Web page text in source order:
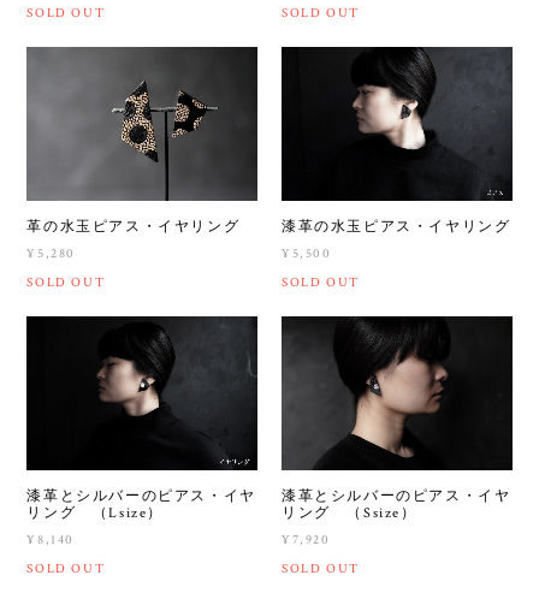
SOLD OUT
SOLD OUT
革の水玉ピアス・イヤリング
¥5,280
SOLD OUT
漆革の水玉ピアス・イヤリング
¥5,500
SOLD OUT
漆革とシルバーのピアス・イヤ
リング （Lsize）
¥8,140
SOLD OUT
漆革とシルバーのピアス・イヤ
リング （Ssize）
¥7,920
SOLD OUT